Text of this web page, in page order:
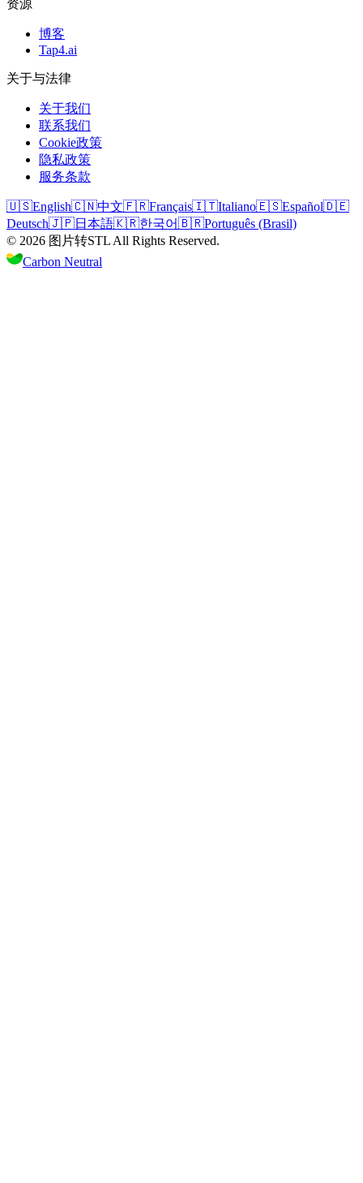
资源
博客
Tap4.ai
关于与法律
关于我们
联系我们
Cookie政策
隐私政策
服务条款
🇺🇸English🇨🇳中文🇫🇷Français🇮🇹Italiano🇪🇸Español🇩🇪
Deutsch🇯🇵日本語🇰🇷한국어🇧🇷Português (Brasil)
© 2026 图片转STL All Rights Reserved.
Carbon Neutral